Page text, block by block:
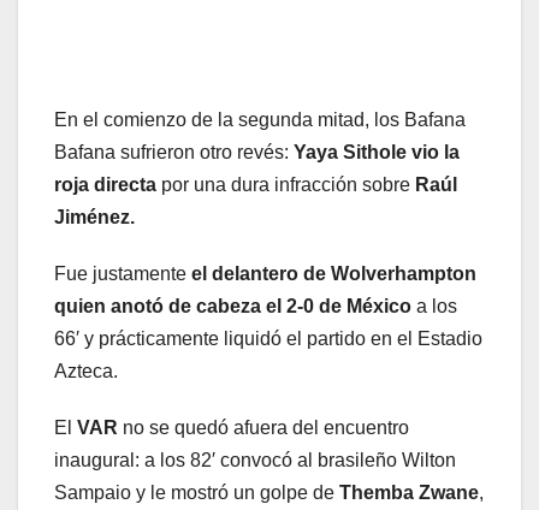
En el comienzo de la segunda mitad, los Bafana
Bafana sufrieron otro revés: Yaya Sithole vio la
roja directa por una dura infracción sobre Raúl
Jiménez.
Fue justamente el delantero de Wolverhampton
quien anotó de cabeza el 2-0 de México a los
66′ y prácticamente liquidó el partido en el Estadio
Azteca.
El VAR no se quedó afuera del encuentro
inaugural: a los 82′ convocó al brasileño Wilton
Sampaio y le mostró un golpe de Themba Zwane,